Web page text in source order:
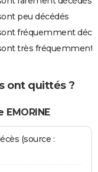
peu décédés
fréquemment
très fréquemment
ont quittés ?
(source :